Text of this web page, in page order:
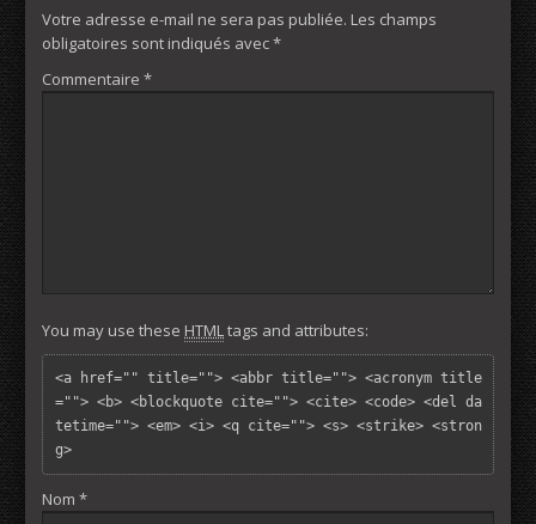
Votre adresse e-mail ne sera pas publiée. Les champs
obligatoires sont indiqués avec*
Commentaire *
You may use these HTMLtags and attributes:
<a href="" title=""> <abbr title=""> <acronym title
=""> <b> <blockquote cite=""> <cite> <code> <del da
tetime=""> <em> <i> <q cite=""> <s> <strike> <stron
g>
Nom *